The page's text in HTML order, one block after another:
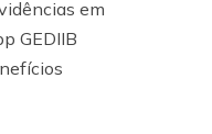
em
GEDIIB